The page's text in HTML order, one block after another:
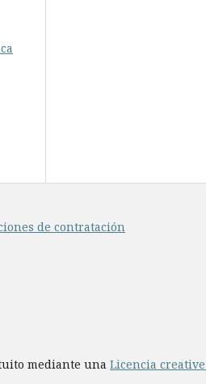
de contratación
mediante una Licencia